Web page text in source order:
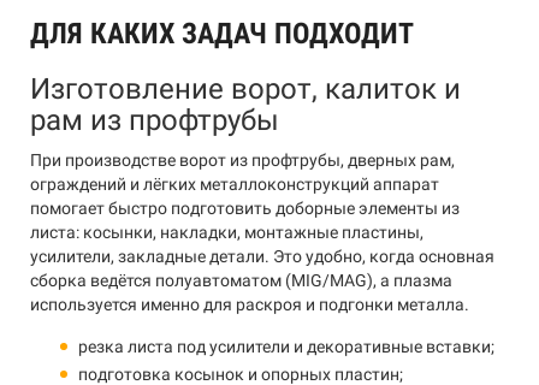
ДЛЯ КАКИХ ЗАДАЧ ПОДХОДИТ
Изготовление ворот, калиток и
рам из профтрубы
При производстве ворот из профтрубы, дверных рам,
ограждений и лёгких металлоконструкций аппарат
помогает быстро подготовить доборные элементы из
листа: косынки, накладки, монтажные пластины,
усилители, закладные детали. Это удобно, когда основная
сборка ведётся полуавтоматом (MIG/MAG), а плазма
используется именно для раскроя и подгонки металла.
резка листа под усилители и декоративные вставки;
подготовка косынок и опорных пластин;